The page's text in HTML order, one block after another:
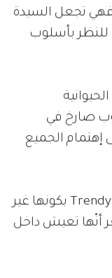
فهي تجعل السيدة
للنظر بأسلوب
صارخ في
إهتمام الجميع
Trendy بكونها غير
أنّها تعيش داخل